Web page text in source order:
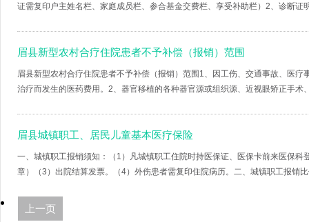
证需复印户主姓名栏、家庭成员栏、参合基金交费栏、享受补助栏）2、诊断证
眉县新型农村合疗住院患者不予补偿（报销）范围
眉县新型农村合疗住院患者不予补偿（报销）范围1、因工伤、交通事故、医
治疗而发生的医药费用。2、器官移植的各种器官源或组织源、近视眼矫正手术
眉县城镇职工、居民儿童基本医疗保险
一、城镇职工报销须知：（1）凡城镇职工住院时持医保证、医保卡前来医保
章）（3）出院结算发票。（4）外伤患者需复印住院病历。二、城镇职工报销
上一页